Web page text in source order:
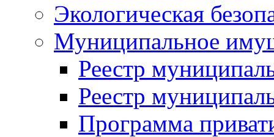
Экологическая
Муниципальное
Реестр
Реестр
Программа